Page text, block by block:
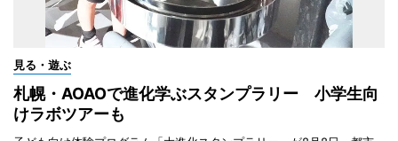
見る・遊ぶ
札幌・AOAOで進化学ぶスタンプラリー 小学生向
けラボツアーも